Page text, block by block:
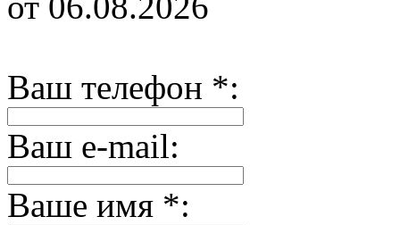
Ваш телефон *:
Ваш e-mail:
Ваше имя *: